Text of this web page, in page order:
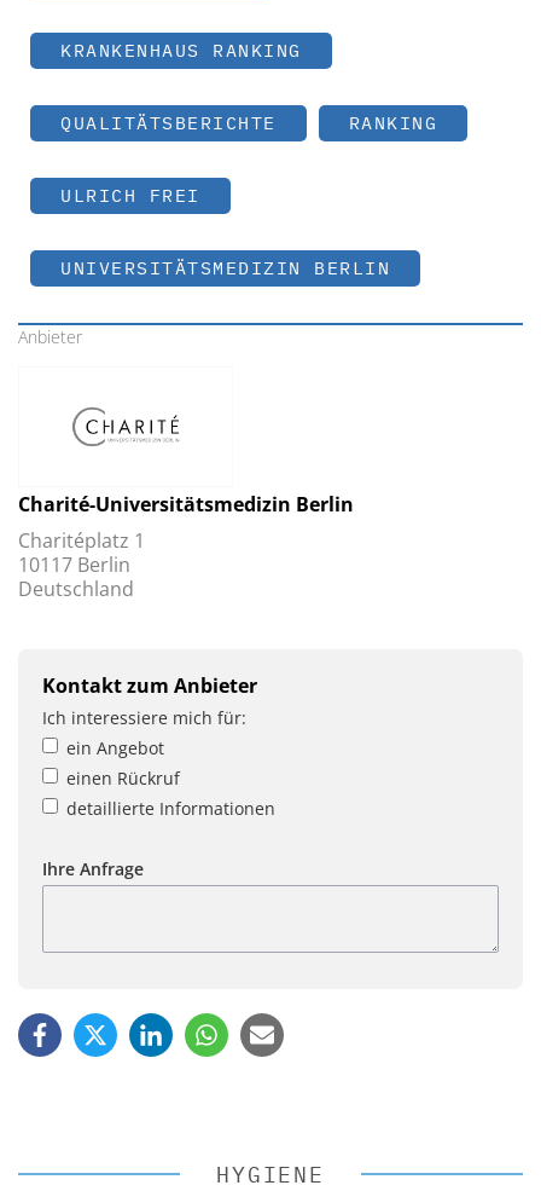
KRANKENHAUS RANKING
QUALITÄTSBERICHTE RANKING
ULRICH FREI
UNIVERSITÄTSMEDIZIN BERLIN
Anbieter
Charité-Universitätsmedizin Berlin
Charitéplatz 1
10117 Berlin
Deutschland
Kontakt zum Anbieter
Ich interessiere mich für:
ein Angebot
einen Rückruf
detaillierte Informationen
Ihre Anfrage
HYGIENE